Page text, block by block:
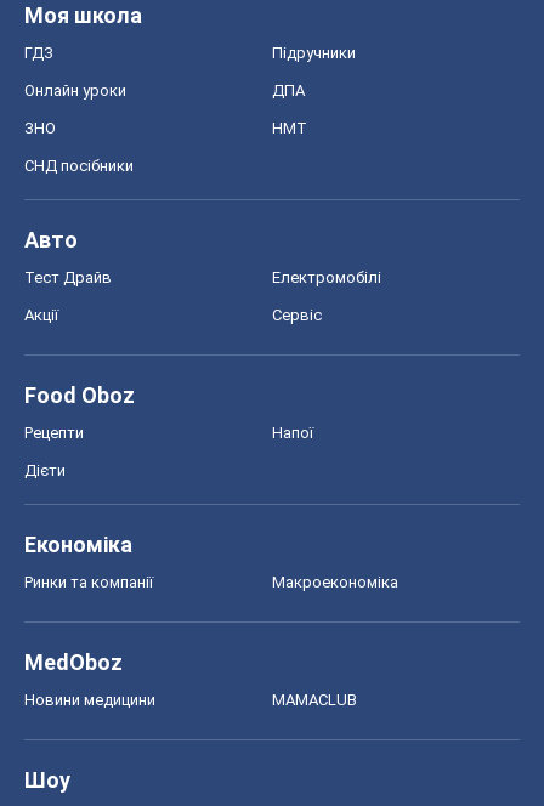
Моя школа
ГДЗ Підручники
Онлайн уроки ДПА
ЗНО НМТ
СНД посібники
Авто
Тест Драйв Електромобілі
Акції Сервіс
Food Oboz
Рецепти Напої
Дієти
Економіка
Ринки та компанії Макроекономіка
MedOboz
Новини медицини MAMACLUB
Шоу